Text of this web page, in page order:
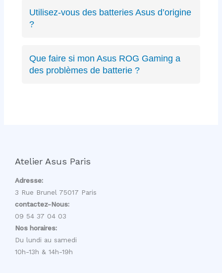
Zephyrus, TUF Gaming, ExpertBook, ProArt,
récents ou anciens. Expertise complète sur
Utilisez-vous des batteries Asus d’origine
?
équivalents certifiés aux mêmes spécifications
techniques et de qualité équivalente.
Que faire si mon Asus ROG Gaming a
des problèmes de batterie ?
Atelier Asus Paris
Adresse:
3 Rue Brunel 75017 Paris
contactez-Nous:
09 54 37 04 03
Nos horaires:
Du lundi au samedi
10h-13h & 14h-19h